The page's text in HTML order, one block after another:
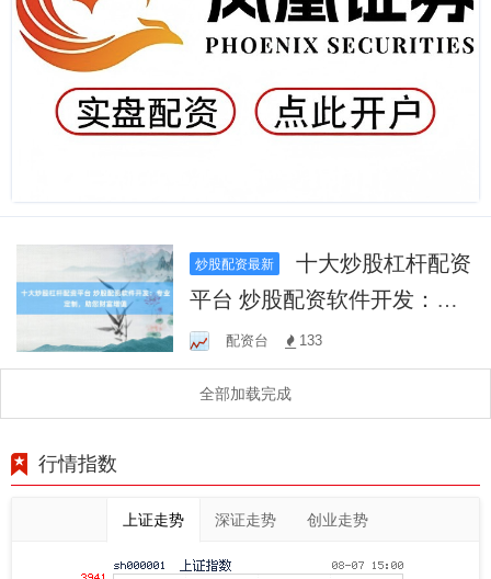
炒股配资最新
十大炒股杠杆配资
平台 炒股配资软件开发：专
业定制，助您财富增值
配资台 133
全部加载完成
行情指数
上证走势 深证走势 创业走势